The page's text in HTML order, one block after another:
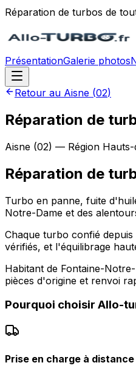
Réparation de turbos de
PrésentationGalerie photos
Retour au Aisne (02)
Réparation de
Aisne (02) — Région
Réparation de
Turbo en panne, fuite
Notre-Dame et des
Chaque turbo confié
vérifiés, et l'équilibrage
Habitant de Fontaine-
pièces d'origine et renvoi
Pourquoi choisir Allo-
Prise en charge à distance